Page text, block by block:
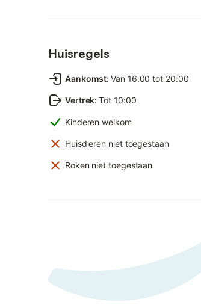
Huisregels
Aankomst: Van 16:00 tot 20:00
Vertrek: Tot 10:00
Kinderen welkom
Huisdieren niet toegestaan
Roken niet toegestaan